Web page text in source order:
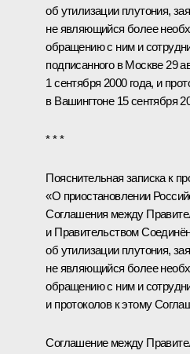
об утилизации плутония,
не являющийся более
обращению с ним и
подписанного в Москве 29
1 сентября 2000 года, и
в Вашингтоне 15 сентября
* * *
Пояснительная записка к
«О приостановлении
Соглашения между
и Правительством
об утилизации плутония,
не являющийся более
обращению с ним и
и протоколов к этому
Соглашение между